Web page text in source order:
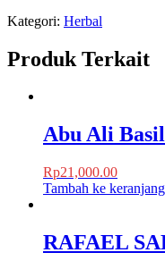
Kategori: Herbal
Produk Terkait
Abu Ali
Rp21,000.00
Tambah ke keranjang
RAFAEL